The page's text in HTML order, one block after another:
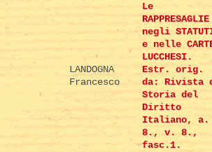
LANDOGNA
Francesco
Le
RAPPRESAGLIE
negli
e nelle
LUCCHESI.
Estr. orig.
da: Rivista
Storia del
Diritto
Italiano, a.
8., v. 8.,
fasc.1.